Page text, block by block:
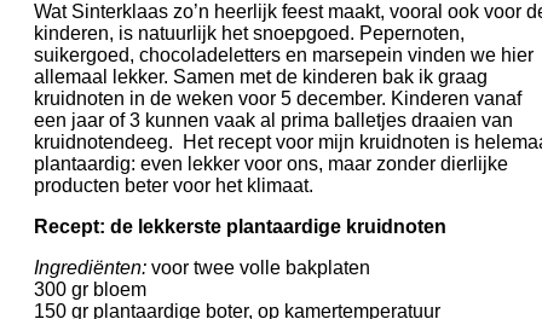
Wat Sinterklaas zo’n heerlijk feest maakt, vooral ook voor
kinderen, is natuurlijk het snoepgoed. Pepernoten,
suikergoed, chocoladeletters en marsepein vinden we hier
allemaal lekker. Samen met de kinderen bak ik graag
kruidnoten in de weken voor 5 december. Kinderen vanaf
een jaar of 3 kunnen vaak al prima balletjes draaien van
kruidnotendeeg. Het recept voor mijn kruidnoten is
plantaardig: even lekker voor ons, maar zonder dierlijke
producten beter voor het klimaat.
Recept: de lekkerste plantaardige kruidnoten
Ingrediënten: voor twee volle bakplaten
300 gr bloem
150 gr plantaardige boter, op kamertemperatuur